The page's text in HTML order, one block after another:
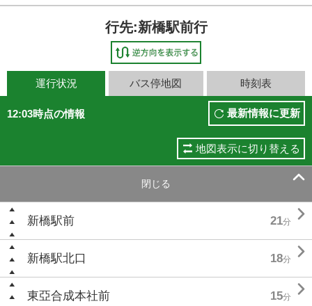
行先:新橋駅前行
運行状況 バス停地図 時刻表
12:03時点の情報 最新情報に更新
地図表示に切り替える
閉じる 
新橋駅前 21分 
新橋駅北口 18分 
東亞合成本社前 15分 